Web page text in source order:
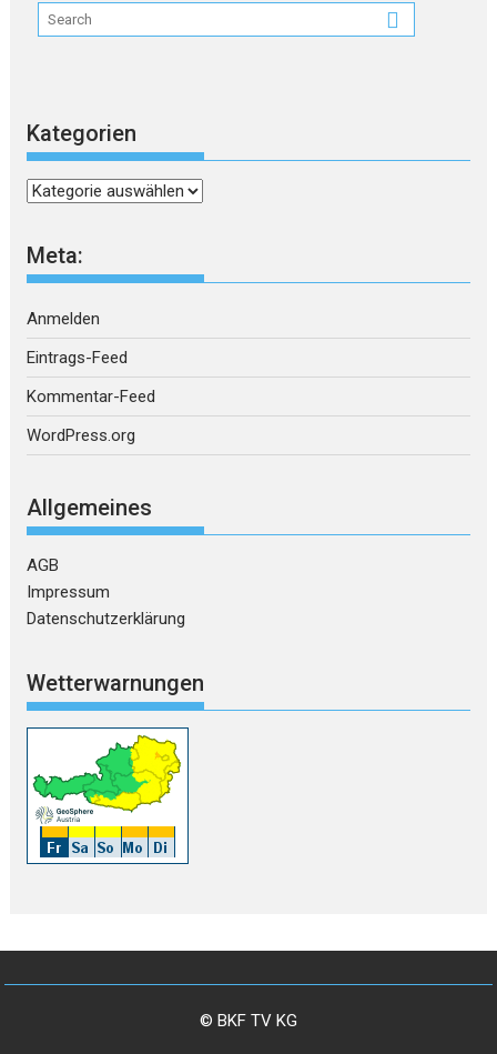
Kategorien
Kategorien
Meta:
Anmelden
Eintrags-Feed
Kommentar-Feed
WordPress.org
Allgemeines
AGB
Impressum
Datenschutzerklärung
Wetterwarnungen
© BKF TV KG